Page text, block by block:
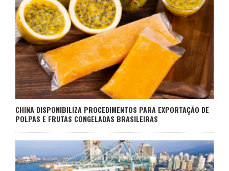
CHINA DISPONIBILIZA PROCEDIMENTOS PARA EXPORTAÇÃO DE
POLPAS E FRUTAS CONGELADAS BRASILEIRAS